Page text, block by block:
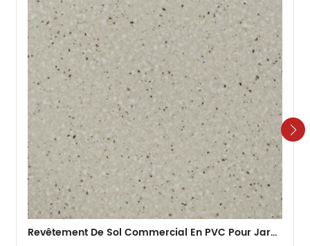
Revêtement De Sol Commercial En PVC Pour Jardin D'enfants 2 Mm